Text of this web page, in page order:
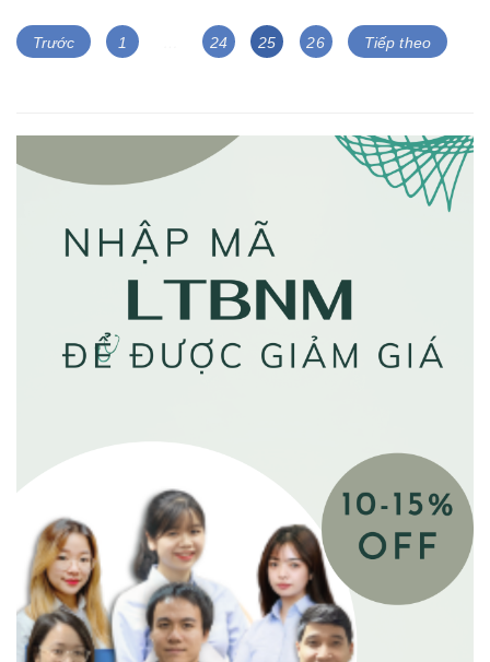
Trước 1 24 25 26 Tiếp theo